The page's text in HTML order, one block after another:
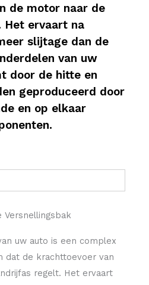
de motor naar de
Het ervaart na
slijtage dan de
van uw
door de hitte en
geproduceerd door
en op elkaar
uw auto is een complex
dat de krachttoevoer van
regelt. Het ervaart